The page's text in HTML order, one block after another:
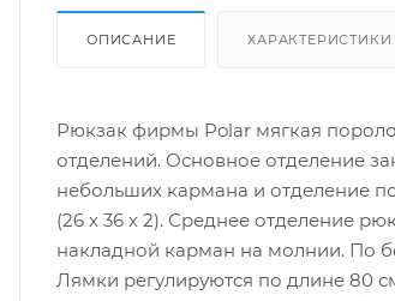
ОПИСАНИЕ ХАРАКТЕРИСТИКИ
Рюкзак фирмы Polar мягкая
отделений. Основное отделение
небольших кармана и отделение
(26 х 36 х 2). Среднее отделение
накладной карман на молнии. По
Лямки регулируются по длине 80